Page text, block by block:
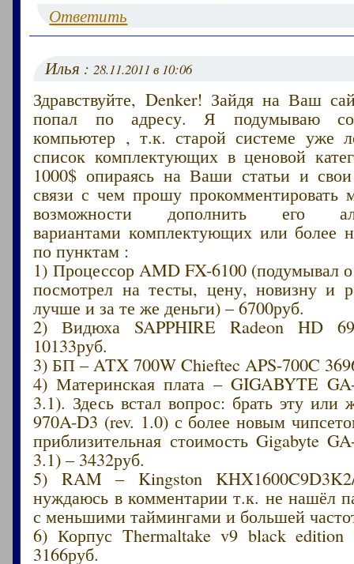
Ответить
Илья :28.11.2011 в 10:06
Здравствуйте, Denker! Зайдя на Ваш
попал по адресу. Я подумываю
компьютер , т.к. старой системе уже
список комплектующих в ценовой
1000$ опираясь на Ваши статьи и
связи с чем прошу
возможности дополнить его
вариантами комплектующих или более
по пунктам :
1) Процессор AMD FX-6100 (подумывал
посмотрел на тесты, цену, новизну и
лучше и за те же деньги) – 6700руб.
2) Видюха SAPPHIRE Radeon HD
10133руб.
3) БП – ATX 700W Chieftec APS-700C
4) Материнская плата – GIGABYTE
3.1). Здесь встал вопрос: брать эту или
970A-D3 (rev. 1.0) с более новым
приблизительная стоимость Gigabyte
3.1) – 3432руб.
5) RAM – Kingston
нуждаюсь в комментарии т.к. не нашёл
с меньшими таймингами и большей
6) Корпус Thermaltake v9 black edition
3166руб.